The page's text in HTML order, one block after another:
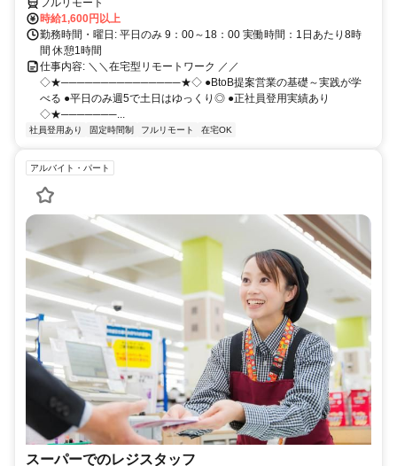
フルリモート
時給1,600円以上
勤務時間・曜日: 平日のみ 9：00～18：00 実働時間：1日あたり8時
間 休憩1時間
仕事内容: ＼＼在宅型リモートワーク ／／
◇★───────────────★◇ ●BtoB提案営業の基礎～実践が学
べる ●平日のみ週5で土日はゆっくり◎ ●正社員登用実績あり
◇★───────...
社員登用あり 固定時間制 フルリモート 在宅OK
アルバイト・パート
スーパーでのレジスタッフ